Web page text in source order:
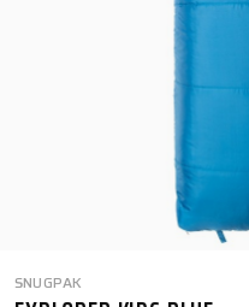
SNUGPAK